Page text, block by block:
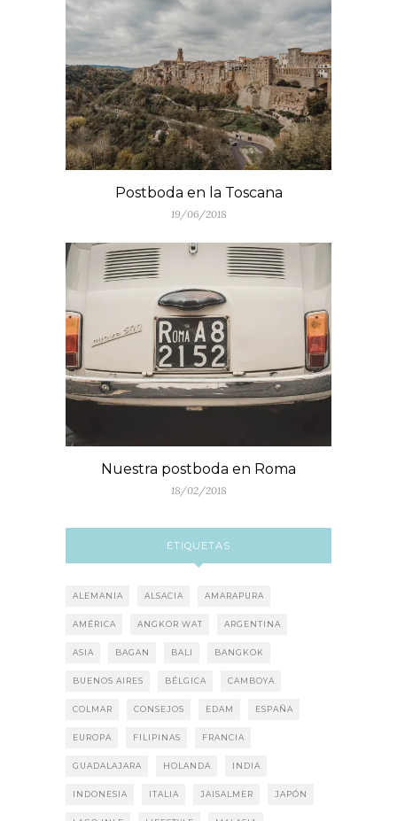
Postboda en la Toscana
19/06/2018
Nuestra postboda en Roma
18/02/2018
ETIQUETAS
ALEMANIA ALSACIA AMARAPURA
AMÉRICA ANGKOR WAT ARGENTINA
ASIA BAGAN BALI BANGKOK
BUENOS AIRES BÉLGICA CAMBOYA
COLMAR CONSEJOS EDAM ESPAÑA
EUROPA FILIPINAS FRANCIA
GUADALAJARA HOLANDA INDIA
INDONESIA ITALIA JAISALMER JAPÓN